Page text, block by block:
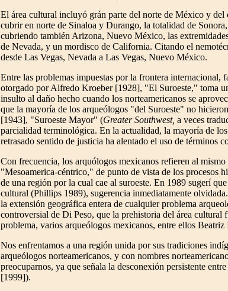
El área cultural incluyó grán parte del norte de México y del
cubrir en norte de Sinaloa y Durango, la totalidad de
cubriendo también Arizona, Nuevo México, las
de Nevada, y un mordisco de California. Citando el
desde Las Vegas, Nevada a Las Vegas, Nuevo México.
Entre las problemas impuestas por la frontera
otorgado por Alfredo Kroeber [1928], "El Suroeste," toma
insulto al daño hecho cuando los norteamericanos se
que la mayoría de los arqueólogos "del Suroeste" no
[1943], "Suroeste Mayor" (Greater Southwest, a veces
parcialidad terminológica. En la actualidad, la mayoría de
retrasado sentido de justicia ha alentado el uso de
Con frecuencia, los arquólogos mexicanos refieren al
"Mesoamerica-céntrico," de punto de vista de los procesos
de una región por la cual cae al suroeste. En 1989 sugerí
cultural (Phillips 1989), sugerencia inmediatamente
la extensión geográfica entera de cualquier problema
controversial de Di Peso, que la prehistoria del área cultural
problema, varios arqueólogos mexicanos, entre ellos
Nos enfrentamos a una región unida por sus tradiciones
arqueólogos norteamericanos, y con nombres
preocuparnos, ya que señala la desconexión persistente
[1999]).